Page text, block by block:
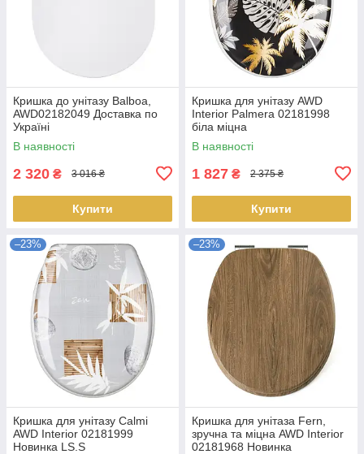
Кришка до унітазу Balboa,
AWD02182049 Доставка по
Україні
В наявності
2 320 ₴ 3 016 ₴
Купити
Кришка для унітазу AWD
Interior Palmera 02181998
біла міцна
В наявності
1 827 ₴ 2 375 ₴
Купити
–23%
Кришка для унітазу Calmi
AWD Interior 02181999
Новинка LS.S
–23%
Кришка для унітаза Fern,
зручна та міцна AWD Interior
02181968 Новинка